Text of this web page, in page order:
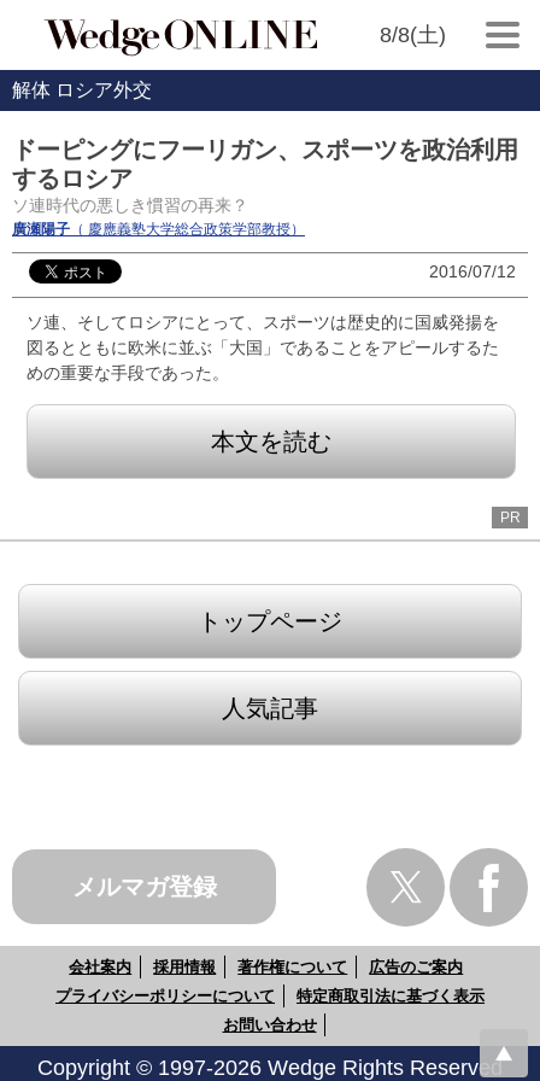
8/8(土)
解体 ロシア外交
ドーピングにフーリガン、スポーツを政治利用
するロシア
ソ連時代の悪しき慣習の再来？
廣瀬陽子 （ 慶應義塾大学総合政策学部教授）
2016/07/12
ソ連、そしてロシアにとって、スポーツは歴史的に国威発揚を
図るとともに欧米に並ぶ「大国」であることをアピールするた
めの重要な手段であった。
本文を読む
PR
トップページ
人気記事
メルマガ登録
会社案内 採用情報 著作権について
広告のご案内
プライバシーポリシーについて
特定商取引法に基づく表示
お問い合わせ
Copyright © 1997-2026 Wedge Rights Reserved